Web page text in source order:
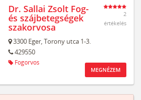
Dr. Sallai Zsolt Fog-
és szájbetegségek
szakorvosa
3300 Eger,Torony utca 1-3.
429550
Fogorvos
2
értékelés
MEGNÉZEM